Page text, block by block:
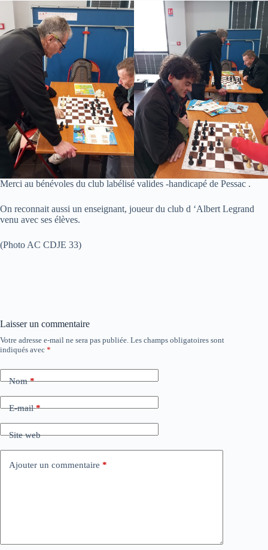
Merci au bénévoles du club labélisé valides -handicapé de Pessac .
On reconnait aussi un enseignant, joueur du club d ‘Albert Legrand
venu avec ses élèves.
(Photo AC CDJE 33)
Laisser un commentaire
Votre adresse e-mail ne sera pas publiée. Les champs obligatoires sont
indiqués avec *
Nom*
E-mail*
Site web
Ajouter un commentaire *